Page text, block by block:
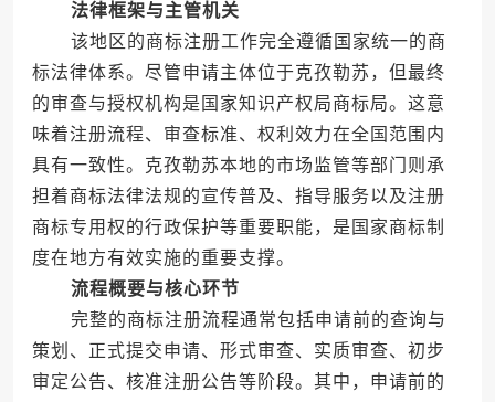
法律框架与主管机关
该地区的商标注册工作完全遵循国家统一的商
标法律体系。尽管申请主体位于克孜勒苏，但最终
的审查与授权机构是国家知识产权局商标局。这意
味着注册流程、审查标准、权利效力在全国范围内
具有一致性。克孜勒苏本地的市场监管等部门则承
担着商标法律法规的宣传普及、指导服务以及注册
商标专用权的行政保护等重要职能，是国家商标制
度在地方有效实施的重要支撑。
流程概要与核心环节
完整的商标注册流程通常包括申请前的查询与
策划、正式提交申请、形式审查、实质审查、初步
审定公告、核准注册公告等阶段。其中，申请前的